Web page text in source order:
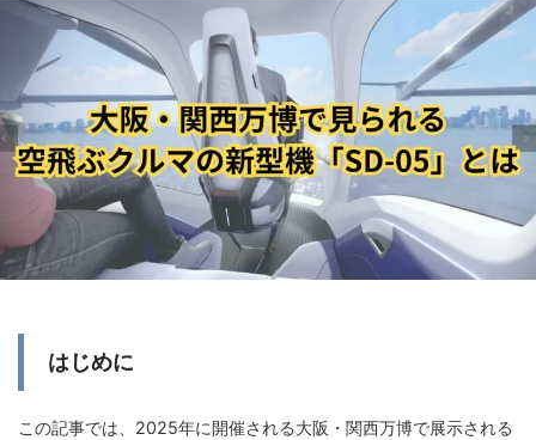
はじめに
この記事では、2025年に開催される大阪・関西万博で展示される